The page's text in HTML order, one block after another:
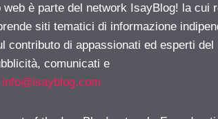
web è parte del network IsayBlog! la cui
siti tematici di informazione
contributo di appassionati ed esperti del
comunicati e
info@isayblog.com